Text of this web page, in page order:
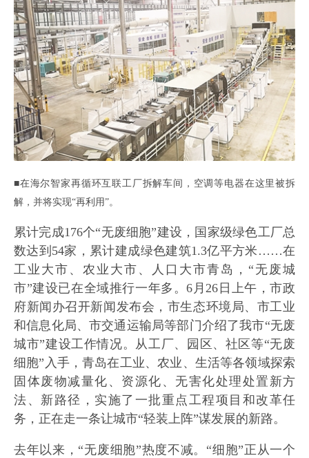
■在海尔智家再循环互联工厂拆解车间，空调等电器在这里被拆
解，并将实现“再利用”。
累计完成176个“无废细胞”建设，国家级绿色工厂总
数达到54家，累计建成绿色建筑1.3亿平方米……在
工业大市、农业大市、人口大市青岛，“无废城
市”建设已在全域推行一年多。6月26日上午，市政
府新闻办召开新闻发布会，市生态环境局、市工业
和信息化局、市交通运输局等部门介绍了我市“无废
城市”建设工作情况。从工厂、园区、社区等“无废
细胞”入手，青岛在工业、农业、生活等各领域探索
固体废物减量化、资源化、无害化处理处置新方
法、新路径，实施了一批重点工程项目和改革任
务，正在走一条让城市“轻装上阵”谋发展的新路。
去年以来，“无废细胞”热度不减。“细胞”正从一个